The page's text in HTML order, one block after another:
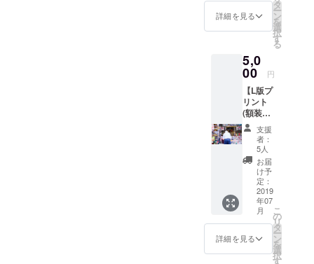
た。 お
好きな
ものを3
びいた
だき、
備考欄
に番号
を記載
してく
ださ
い。 後
日、お
礼の
メッ
セージ
と一緒
にお送
りさせ
ていた
だきま
詳細を見る
タ
ー
ン
を
選
択
す
る
5,0
00 円
【L版プ
リント
(額装付
き)1
点】 写
真をL版
サイズ
でプリ
ント
し、額
装して
お届け
しま
す。 写
真は
テーマ
支援
者：
5人
お届
け予
定：
2019
年07
月
詳細を見る
こ
の
リ
タ
ー
ン
を
選
択
す